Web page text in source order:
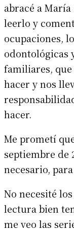
abracé a
leerlo y
ocupaciones,
odontológicas
familiares,
hacer y nos
hacer.
Me prometí
septiembre de
necesario,
No necesité
lectura bien
me veo las